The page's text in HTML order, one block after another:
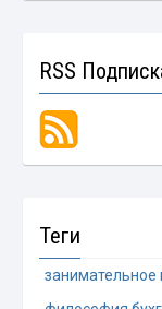
RSS
Теги
занимательное